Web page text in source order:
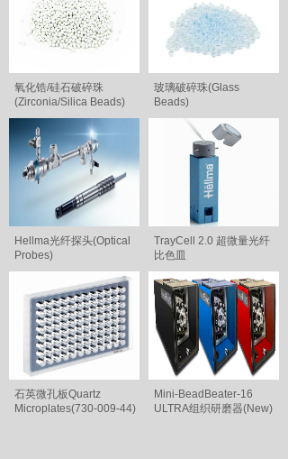
氧化锆/硅石破碎珠
(Zirconia/Silica Beads)
玻璃破碎珠(Glass
Beads)
Hellma光纤探头(Optical
Probes)
TrayCell 2.0 超微量光纤
比色皿
石英微孔板Quartz
Microplates(730-009-44)
Mini-BeadBeater-16
ULTRA组织研磨器(New)